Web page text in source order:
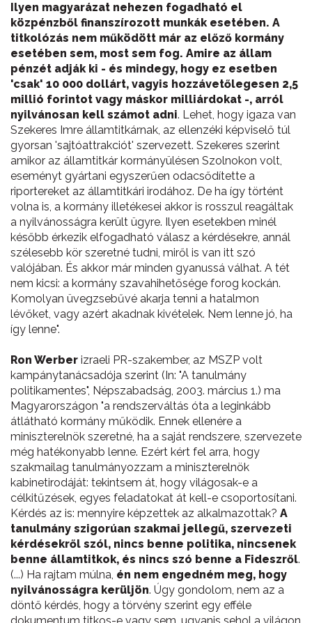
Ilyen magyarázat nehezen fogadható el
közpénzből finanszírozott munkák esetében. A
titkolózás nem működött már az előző kormány
esetében sem, most sem fog. Amire az állam
pénzét adják ki - és mindegy, hogy ez esetben
'csak' 10 000 dollárt, vagyis hozzávetőlegesen 2,5
millió forintot vagy máskor milliárdokat -, arról
nyilvánosan kell számot adni. Lehet, hogy igaza van
Szekeres Imre államtitkárnak, az ellenzéki képviselő túl
gyorsan 'sajtóattrakciót' szervezett. Szekeres szerint
amikor az államtitkár kormányülésen Szolnokon volt,
eseményt gyártani egyszerűen odacsődítette a
riportereket az államtitkári irodához. De ha így történt
volna is, a kormány illetékesei akkor is rosszul reagáltak
a nyilvánosságra került ügyre. Ilyen esetekben minél
később érkezik elfogadható válasz a kérdésekre, annál
szélesebb kör szeretné tudni, miről is van itt szó
valójában. És akkor már minden gyanussá válhat. A tét
nem kicsi: a kormány szavahihetősége forog kockán.
Komolyan üvegzsebűvé akarja tenni a hatalmon
lévőket, vagy azért akadnak kivételek. Nem lenne jó, ha
így lenne".
Ron Werber izraeli PR-szakember, az MSZP volt
kampánytanácsadója szerint (In: "A tanulmány
politikamentes", Népszabadság, 2003. március 1.) ma
Magyarországon "a rendszerváltás óta a leginkább
átlátható kormány működik. Ennek ellenére a
miniszterelnök szeretné, ha a saját rendszere, szervezete
még hatékonyabb lenne. Ezért kért fel arra, hogy
szakmailag tanulmányozzam a miniszterelnök
kabinetirodáját: tekintsem át, hogy világosak-e a
célkitűzések, egyes feladatokat át kell-e csoportosítani.
Kérdés az is: mennyire képzettek az alkalmazottak? A
tanulmány szigorúan szakmai jellegű, szervezeti
kérdésekről szól, nincs benne politika, nincsenek
benne államtitkok, és nincs szó benne a Fideszről.
(...) Ha rajtam múlna, én nem engedném meg, hogy
nyilvánosságra kerüljön. Úgy gondolom, nem az a
döntő kérdés, hogy a törvény szerint egy efféle